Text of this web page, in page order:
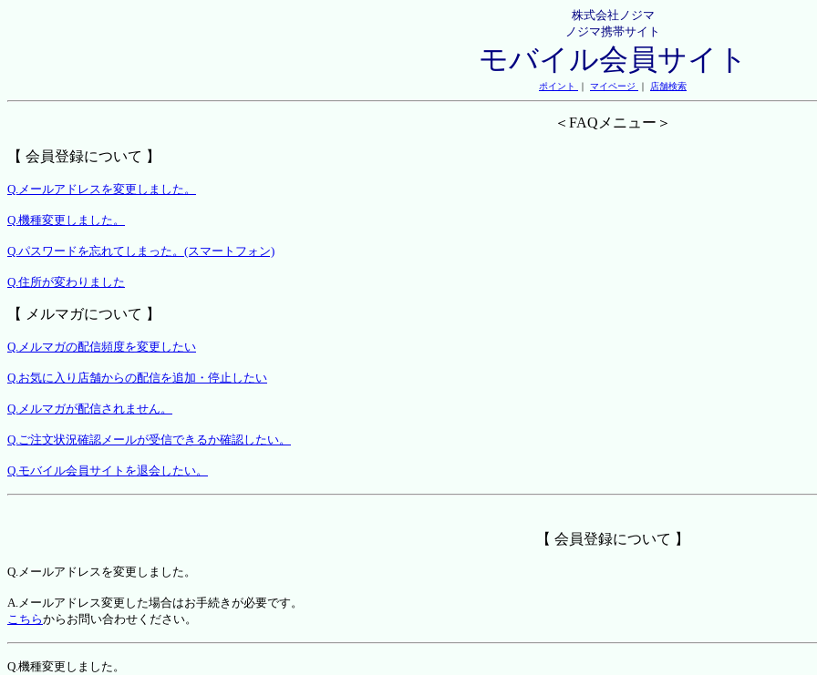
株式会社ノジマ
ノジマ携帯サイト
モバイル会員サイト
ポイント ｜ マイページ ｜ 店舗検索
＜FAQメニュー＞
【 会員登録について 】
Q.メールアドレスを変更しました。
Q.機種変更しました。
Q.パスワードを忘れてしまった。(スマートフォン)
Q.住所が変わりました
【 メルマガについて 】
Q.メルマガの配信頻度を変更したい
Q.お気に入り店舗からの配信を追加・停止したい
Q.メルマガが配信されません。
Q.ご注文状況確認メールが受信できるか確認したい。
Q.モバイル会員サイトを退会したい。
【 会員登録について 】
Q.メールアドレスを変更しました。
A.メールアドレス変更した場合はお手続きが必要です。
こちらからお問い合わせください。
Q.機種変更しました。